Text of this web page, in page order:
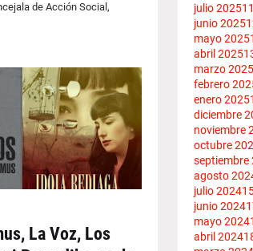
de Acción Social,
La Voz, Los
julio 2025
junio 2025
mayo 2025
abril 2025
marzo 2025
febrero
enero 2025
diciembre
noviembre
octubre
septiembre
agosto
julio 2024
junio 2024
mayo 2024
abril 2024